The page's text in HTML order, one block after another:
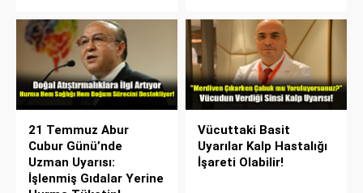
21 Temmuz Abur
Cubur Günü’nde
Uzman Uyarısı:
İşlenmiş Gıdalar Yerine
Vücuttaki Basit
Uyarılar Kalp Hastalığı
İşareti Olabilir!